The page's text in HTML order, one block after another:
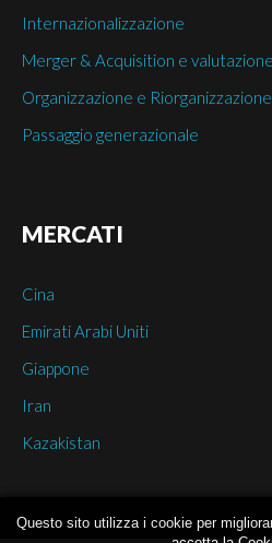
Internazionalizzazione
Merger & Acquisition e
Organizzazione e
Passaggio generazionale
MERCATI
Cina
Emirati Arabi Uniti
Giappone
Iran
Kazakistan
Questo sito utilizza i cookie per